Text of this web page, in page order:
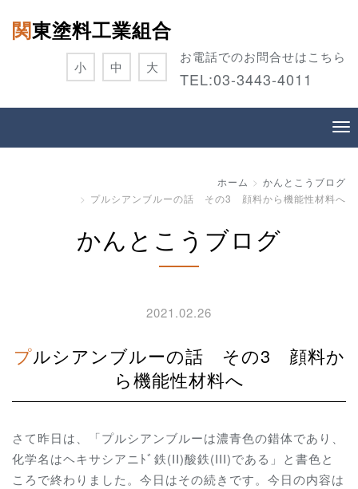
関東塗料工業組合
お電話でのお問合せはこちら
TEL:03-3443-4011
小 中 大
ホーム
かんとこうブログ
プルシアンブルーの話 その3 顔料から機能性材料へ
かんとこうブログ
2021.02.26
プルシアンブルーの話 その3 顔料か
ら機能性材料へ
さて昨日は、「プルシアンブルーは濃青色の錯体であり、
化学名はヘキサシアニﾄﾞ鉄(II)酸鉄(III)である」と書色と
ころで終わりました。今日はその続きです。今日の内容は